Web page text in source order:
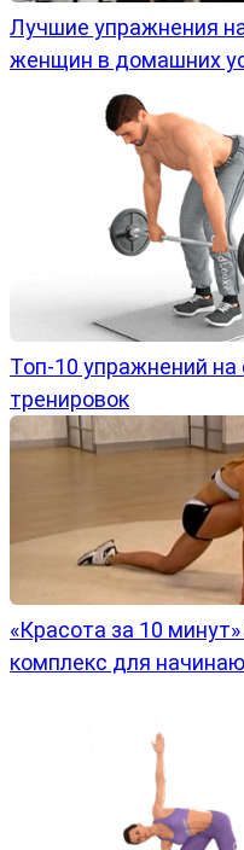
Лучшие упражнения
женщин в домашних
Топ-10 упражнений на
тренировок
«Красота за 10
комплекс для